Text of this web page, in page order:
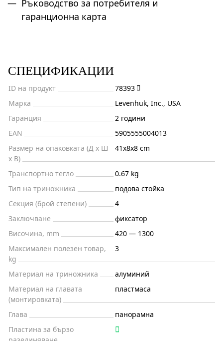
Ръководство за потребителя и
гаранционна карта
СПЕЦИФИКАЦИИ
ID на продукт
78393
Марка
Levenhuk, Inc., USA
Гаранция
2 години
EAN
5905555004013
Размер на опаковката (Д x Ш
x В)
41x8x8 cm
Транспортно тегло
0.67 kg
Тип на триножника
подова стойка
Секция (брой степени)
4
Заключване
фиксатор
Височина, mm
420 — 1300
Максимален полезен товар,
kg
3
Материал на триножника
алуминий
Материал на главата
(монтировката)
пластмаса
Глава
панорамна
Пластина за бързо